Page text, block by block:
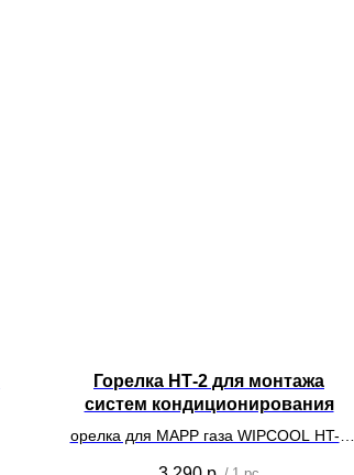
Горелка НТ-2 для монтажа
систем кондиционирования
орелка для MAPP газа WIPCOOL HT-2